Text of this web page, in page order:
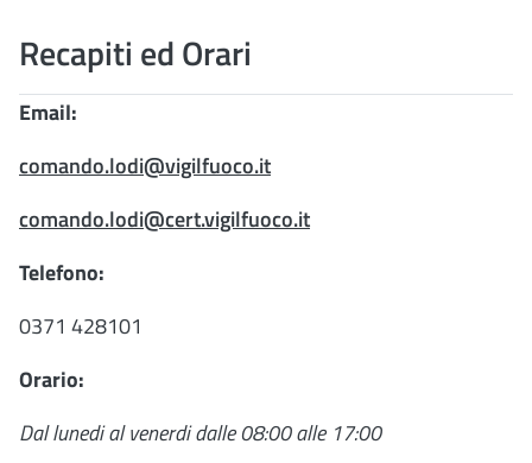
Recapiti ed Orari
Email:
comando.lodi@vigilfuoco.it
comando.lodi@cert.vigilfuoco.it
Telefono:
0371 428101
Orario:
Dal lunedi al venerdi dalle 08:00 alle 17:00